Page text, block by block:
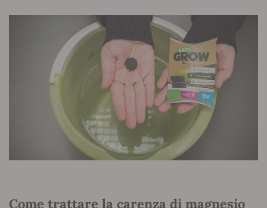
Come trattare la carenza di magnesio